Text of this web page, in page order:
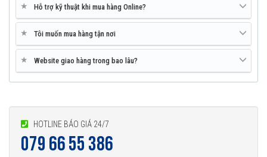
★ Hỗ trợ kỹ thuật khi mua hàng Online?
★ Tôi muốn mua hàng tận nơi
★ Website giao hàng trong bao lâu?
HOTLINE BÁO GIÁ 24/7
079 66 55 386